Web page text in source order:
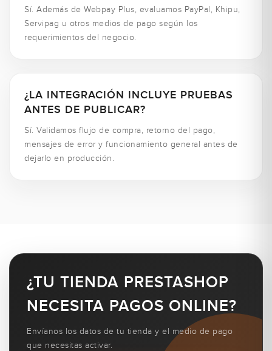
Sí. Además de Webpay Plus, evaluamos PayPal, Khipu,
Servipag u otros medios de pago según los
requerimientos del negocio.
¿LA INTEGRACIÓN INCLUYE PRUEBAS
ANTES DE PUBLICAR?
Sí. Validamos flujo de compra, retorno del pago,
mensajes de error y funcionamiento general antes de
dejarlo en producción.
¿TU TIENDA PRESTASHOP
NECESITA PAGOS ONLINE?
Envíanos los datos de tu tienda y el medio de pago
que necesitas activar.